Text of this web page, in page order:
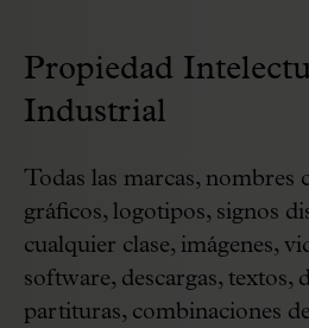
Propiedad
Industrial
Todas las marcas, nombres
gráficos, logotipos, signos
cualquier clase, imágenes,
software, descargas, textos,
partituras, combinaciones